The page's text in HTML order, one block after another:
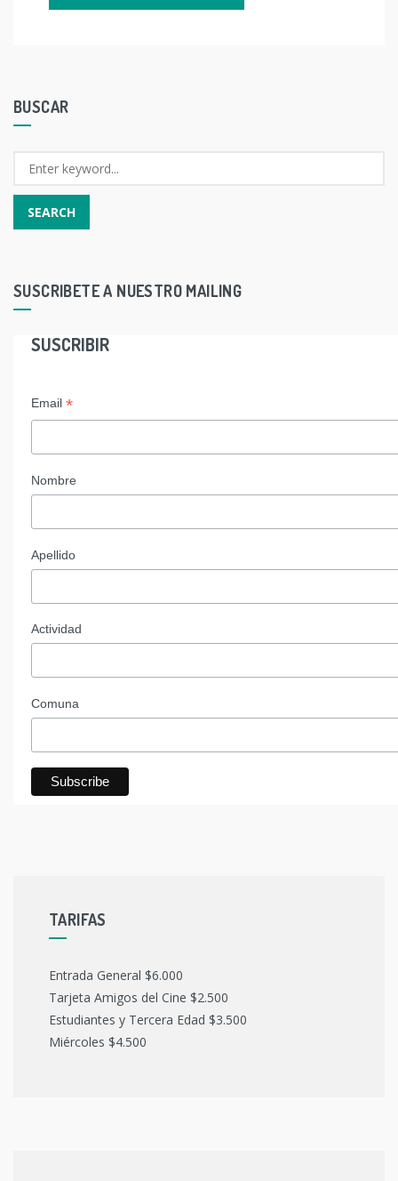
BUSCAR
SUSCRIBETE A NUESTRO MAILING
SUSCRIBIR
Email *
Nombre
Apellido
Actividad
Comuna
TARIFAS
Entrada General $6.000
Tarjeta Amigos del Cine $2.500
Estudiantes y Tercera Edad $3.500
Miércoles $4.500